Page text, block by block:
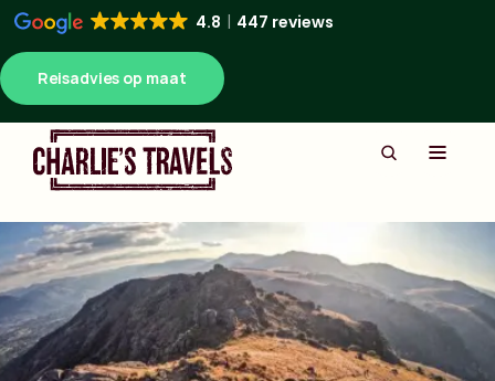
4.8 447 reviews
Reisadvies op maat